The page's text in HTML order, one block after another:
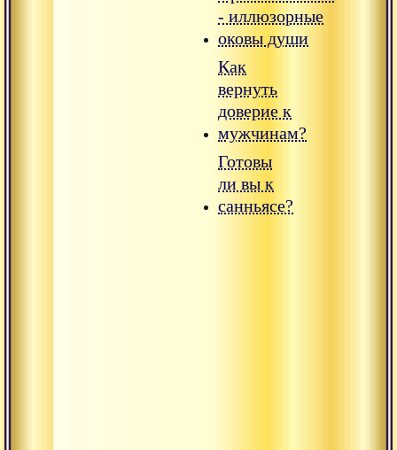
- иллюзорные
оковы души
Как
вернуть
доверие к
мужчинам?
Готовы
ли вы к
санньясе?